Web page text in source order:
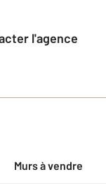
l'agence
Murs à vendre